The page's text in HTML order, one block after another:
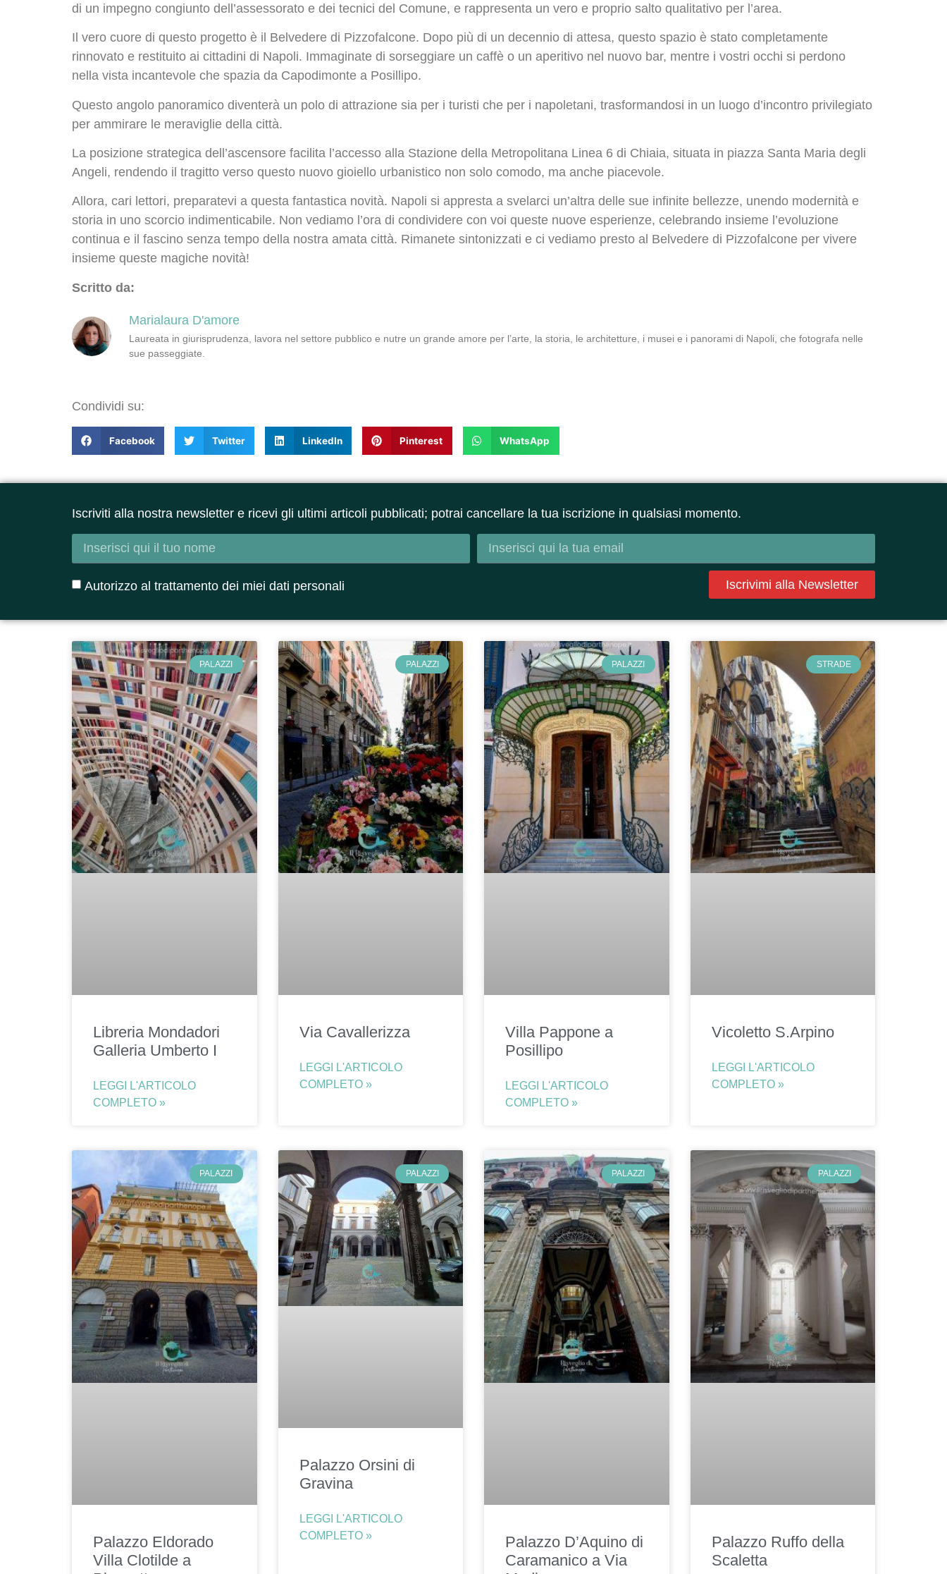
di un impegno congiunto dell’assessorato e dei tecnici del Comune, e rappresenta un vero e proprio salto qualitativo per l’area.
Il vero cuore di questo progetto è il Belvedere di Pizzofalcone. Dopo più di un decennio di attesa, questo spazio è stato completamente
rinnovato e restituito ai cittadini di Napoli. Immaginate di sorseggiare un caffè o un aperitivo nel nuovo bar, mentre i vostri occhi si perdono
nella vista incantevole che spazia da Capodimonte a Posillipo.
Questo angolo panoramico diventerà un polo di attrazione sia per i turisti che per i napoletani, trasformandosi in un luogo d’incontro privilegiato
per ammirare le meraviglie della città.
La posizione strategica dell’ascensore facilita l’accesso alla Stazione della Metropolitana Linea 6 di Chiaia, situata in piazza Santa Maria degli
Angeli, rendendo il tragitto verso questo nuovo gioiello urbanistico non solo comodo, ma anche piacevole.
Allora, cari lettori, preparatevi a questa fantastica novità. Napoli si appresta a svelarci un’altra delle sue infinite bellezze, unendo modernità e
storia in uno scorcio indimenticabile. Non vediamo l’ora di condividere con voi queste nuove esperienze, celebrando insieme l’evoluzione
continua e il fascino senza tempo della nostra amata città. Rimanete sintonizzati e ci vediamo presto al Belvedere di Pizzofalcone per vivere
insieme queste magiche novità!
Scritto da:
Marialaura D'amore
Laureata in giurisprudenza, lavora nel settore pubblico e nutre un grande amore per l’arte, la storia, le architetture, i musei e i panorami di Napoli, che fotografa nelle
sue passeggiate.
Condividi su:
Facebook Twitter LinkedIn Pinterest WhatsApp
Iscriviti alla nostra newsletter e ricevi gli ultimi articoli pubblicati; potrai cancellare la tua iscrizione in qualsiasi momento.
Autorizzo al trattamento dei miei dati personali Iscrivimi alla Newsletter
PALAZZI
Libreria Mondadori
Galleria Umberto I
LEGGI L'ARTICOLO
COMPLETO »
PALAZZI
Via Cavallerizza
LEGGI L'ARTICOLO
COMPLETO »
PALAZZI
Villa Pappone a
Posillipo
LEGGI L'ARTICOLO
COMPLETO »
STRADE
Vicoletto S.Arpino
LEGGI L'ARTICOLO
COMPLETO »
PALAZZI
Palazzo Eldorado
Villa Clotilde a
PALAZZI
Palazzo Orsini di
Gravina
LEGGI L'ARTICOLO
COMPLETO »
PALAZZI
Palazzo D’Aquino di
Caramanico a Via
PALAZZI
Palazzo Ruffo della
Scaletta